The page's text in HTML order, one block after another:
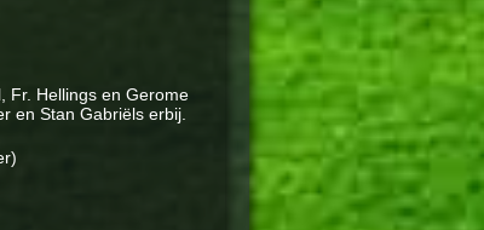
Fr. Hellings en Gerome
en Stan Gabriëls erbij.